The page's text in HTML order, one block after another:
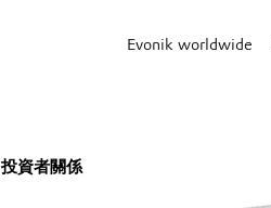
Evonik worldwide
投資者關係